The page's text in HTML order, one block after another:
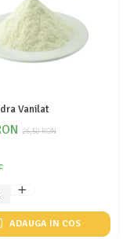
Vanilat
26,50 RON
ADAUGA IN COS